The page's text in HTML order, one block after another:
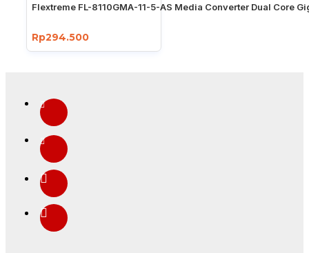
Flextreme FL-8110GMA-11-5-AS Media Converter Dual Core
Rp294.500